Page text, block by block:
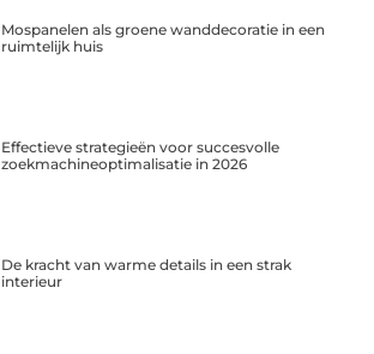
Mospanelen als groene wanddecoratie in een
ruimtelijk huis
Effectieve strategieën voor succesvolle
zoekmachineoptimalisatie in 2026
De kracht van warme details in een strak
interieur